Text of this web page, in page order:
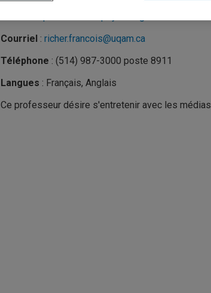
Courriel: richer.francois@uqam.ca
Téléphone : (514) 987-3000 poste 8911
Langues : Français, Anglais
Ce professeur désire s'entretenir avec les médias